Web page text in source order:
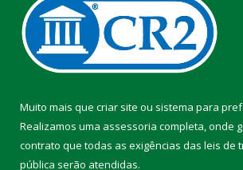
Muito mais que criar site ou sistema para
Realizamos uma assessoria completa, onde
contrato que todas as exigências das leis de
pública serão atendidas.